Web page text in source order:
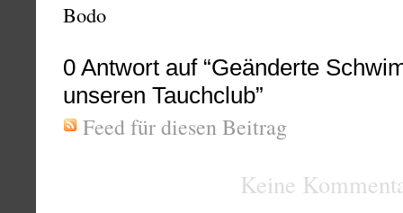
Bodo
0 Antwort auf “Geänderte
unseren Tauchclub”
Feed für diesen Beitrag
Keine